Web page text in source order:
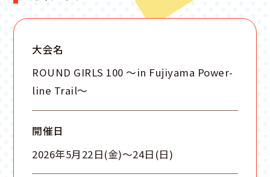
大会名
ROUND GIRLS 100 ～in Fujiyama Power-
line Trail～
開催日
2026年5月22日(金)～24日(日)